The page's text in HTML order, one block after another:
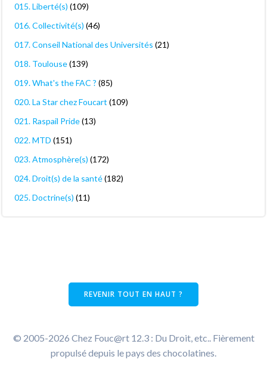
015. Liberté(s) (109)
016. Collectivité(s) (46)
017. Conseil National des Universités (21)
018. Toulouse(139)
019. What's the FAC ? (85)
020. La Star chez Foucart (109)
021. Raspail Pride(13)
022. MTD (151)
023. Atmosphère(s) (172)
024. Droit(s) de la santé(182)
025. Doctrine(s) (11)
REVENIR TOUT EN HAUT ?
© 2005-2026 Chez Fouc@rt 12.3 : Du Droit, etc.. Fièrement
propulsé depuis le pays des chocolatines.